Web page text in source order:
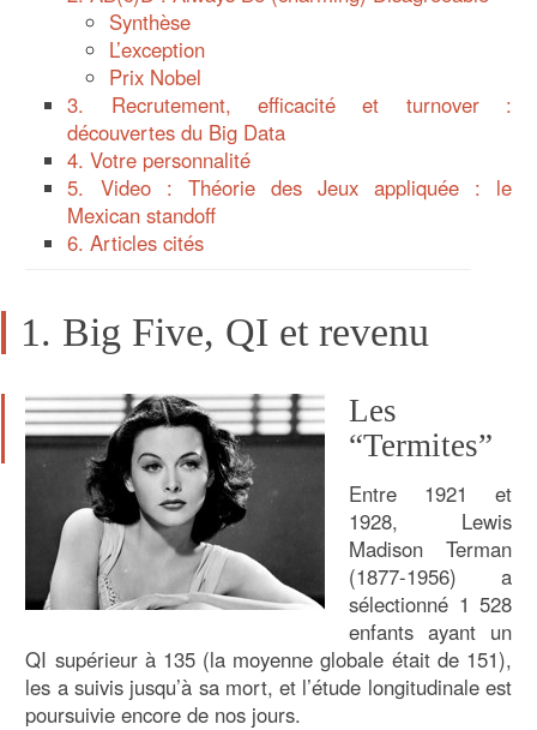
Synthèse
L’exception
Prix Nobel
3. Recrutement, efficacité et turnover :
découvertes du Big Data
4. Votre personnalité
5. Video : Théorie des Jeux appliquée : le
Mexican standoff
6. Articles cités
1. Big Five, QI et revenu
Les
“Termites”
Entre 1921 et
1928, Lewis
Madison Terman
(1877-1956) a
sélectionné 1 528
enfants ayant un
QI supérieur à 135 (la moyenne globale était de 151),
les a suivis jusqu’à sa mort, et l’étude longitudinale est
poursuivie encore de nos jours.